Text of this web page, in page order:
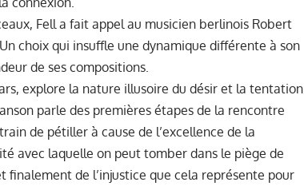
Fell a fait appel au musicien berlinois Robert
choix qui insuffle une dynamique différente à son
de ses compositions.
explore la nature illusoire du désir et la tentation
parle des premières étapes de la rencontre
de pétiller à cause de l’excellence de la
avec laquelle on peut tomber dans le piège de
de l’injustice que cela représente pour